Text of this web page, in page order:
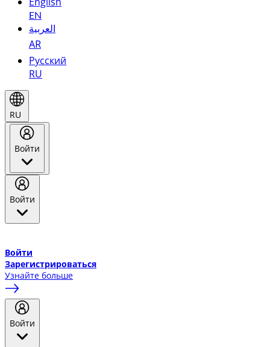
EN
العربية
AR
Русский
RU
RU
Войти
Войти
Войти
Зарегистрироваться
Узнайте больше
Войти